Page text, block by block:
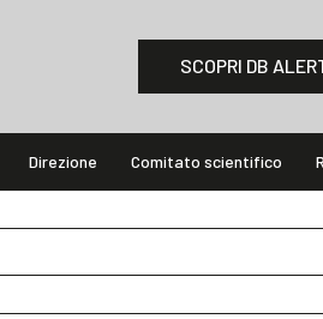
SCOPRI DB
Direzione Comitato scientifico